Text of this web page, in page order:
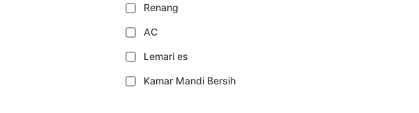
Renang
AC
Lemari es
Kamar Mandi Bersih